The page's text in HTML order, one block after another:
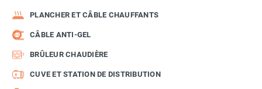
PLANCHER ET CÂBLE CHAUFFANTS
CÂBLE ANTI-GEL
BRÛLEUR CHAUDIÈRE
CUVE ET STATION DE DISTRIBUTION